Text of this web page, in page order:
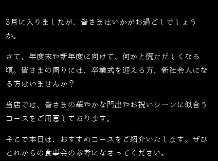
3月に入りましたが、皆さまはいかがお過ごしでしょう
か。
さて、年度末や新年度に向けて、何かと慌ただしくなる
頃。皆さまの周りには、卒業式を迎える方、新社会人にな
る方はいませんか？
当店では、皆さまの華やかな門出やお祝いシーンに似合う
コースをご用意しております。
そこで本日は、おすすめコースをご紹介いたします。ぜひ
これからの食事会の参考になさってください。